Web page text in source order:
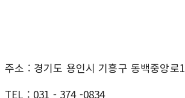
주소 : 경기도 용인시 기흥구 동백중앙
TEL : 031 - 374 -0834